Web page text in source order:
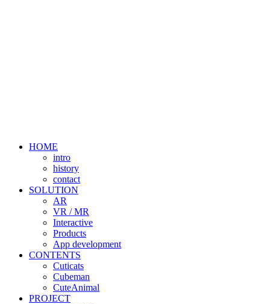
HOME
intro
history
contact
SOLUTION
AR
VR / MR
Interactive
Products
App development
CONTENTS
Cuticats
Cubeman
CuteAnimal
PROJECT